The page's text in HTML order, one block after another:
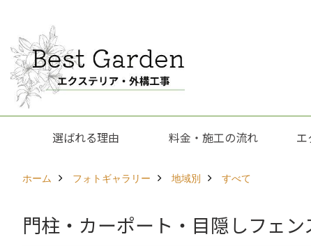
選ばれる理由 料金・施工の流れ
ホーム フォトギャラリー 地域別 すべて
門柱・カーポート・目隠しフェ